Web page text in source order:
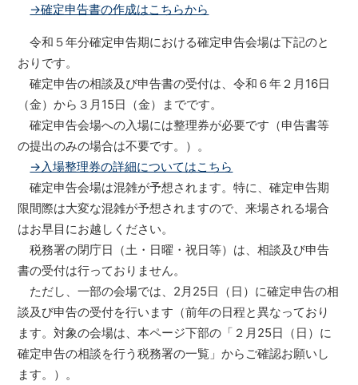
→確定申告書の作成はこちらから
令和５年分確定申告期における確定申告会場は下記のと
おりです。
確定申告の相談及び申告書の受付は、令和６年２月16日
（金）から３月15日（金）までです。
確定申告会場への入場には整理券が必要です（申告書等
の提出のみの場合は不要です。）。
→入場整理券の詳細についてはこちら
確定申告会場は混雑が予想されます。特に、確定申告期
限間際は大変な混雑が予想されますので、来場される場合
はお早目にお越しください。
税務署の閉庁日（土・日曜・祝日等）は、相談及び申告
書の受付は行っておりません。
ただし、一部の会場では、2月25日（日）に確定申告の相
談及び申告の受付を行います（前年の日程と異なっており
ます。対象の会場は、本ページ下部の「２月25日（日）に
確定申告の相談を行う税務署の一覧」からご確認お願いし
ます。）。